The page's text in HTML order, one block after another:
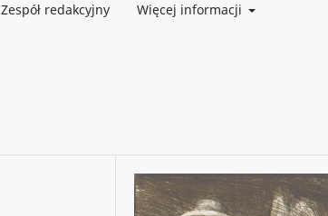
Zespół redakcyjny Więcej informacji